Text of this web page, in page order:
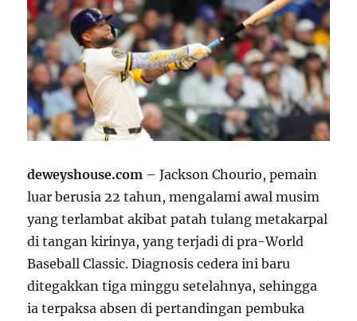
deweyshouse.com – Jackson Chourio, pemain
luar berusia 22 tahun, mengalami awal musim
yang terlambat akibat patah tulang metakarpal
di tangan kirinya, yang terjadi di pra-World
Baseball Classic. Diagnosis cedera ini baru
ditegakkan tiga minggu setelahnya, sehingga
ia terpaksa absen di pertandingan pembuka